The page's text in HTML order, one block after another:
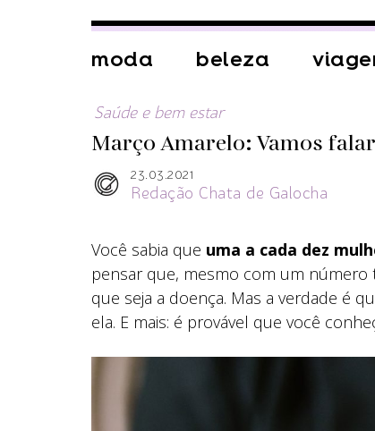
moda beleza
Saúde e bem estar
Março Amarelo: Vamos
23.03.2021
Redação Chata de Galocha
Você sabia que uma a cada dez
pensar que, mesmo com um número
que seja a doença. Mas a verdade é
ela. E mais: é provável que você